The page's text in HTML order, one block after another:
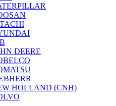
DEERE
HOLLAND (CNH)